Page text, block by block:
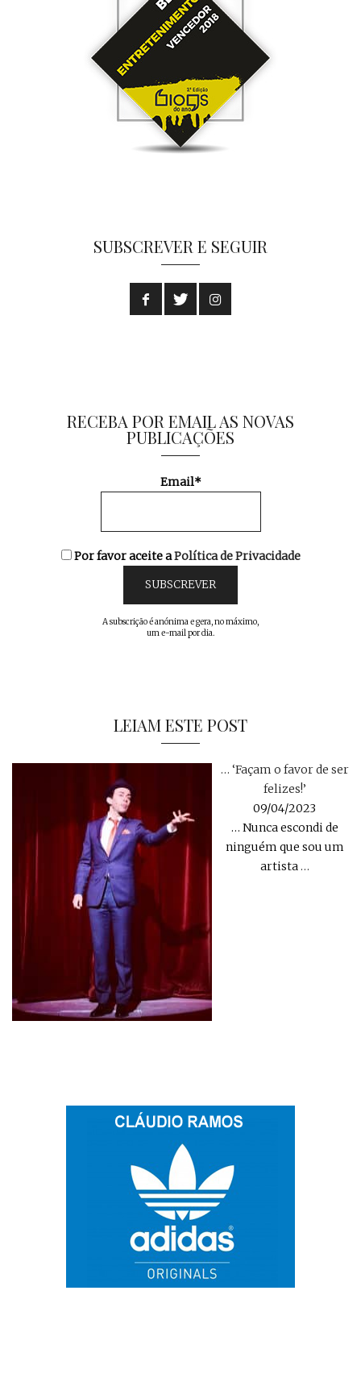
SUBSCREVER E SEGUIR
RECEBA POR EMAIL AS NOVAS
PUBLICAÇÕES
Email*
Por favor aceite aPolítica de Privacidade
A subscrição é anónima e gera, no máximo,
um e-mail por dia.
LEIAM ESTE POST
… ‘Façam o favor de ser
felizes!’
09/04/2023
… Nunca escondi de
ninguém que sou um
artista …